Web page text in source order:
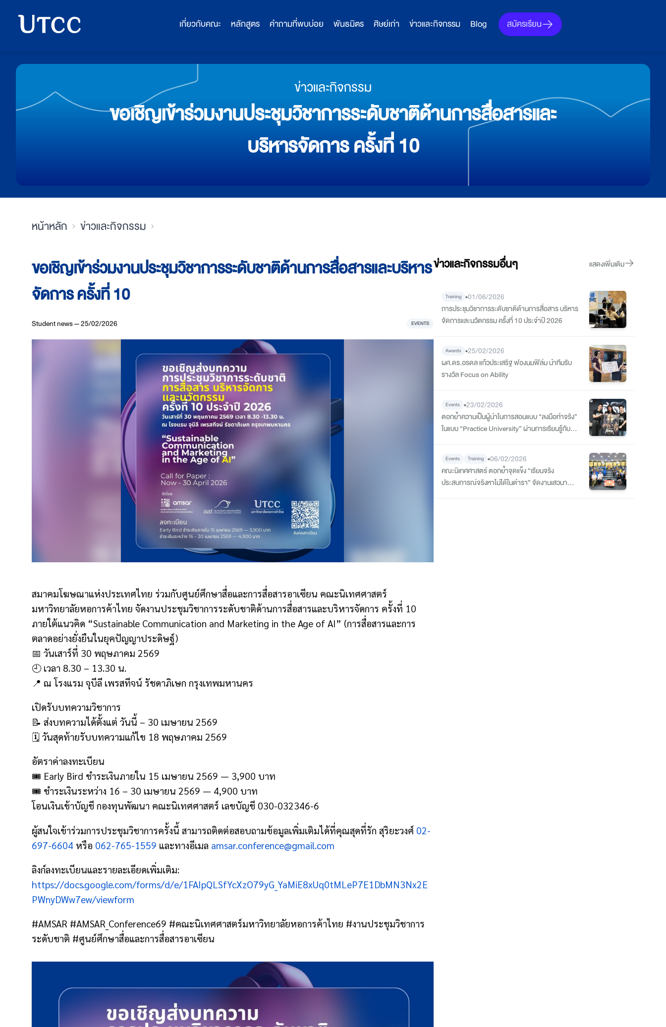
เกี่ยวกับคณะ หลักสูตร คำถามที่พบบ่อย พันธมิตร ศิษย์เก่า ข่าวและกิจกรรม Blog สมัครเรียน
ข่าวและกิจกรรม
ขอเชิญเข้าร่วมงานประชุมวิชาการระดับชาติด้านการสื่อสารและ
บริหารจัดการ ครั้งที่ 10
หน้าหลัก ข่าวและกิจกรรม
ขอเชิญเข้าร่วมงานประชุมวิชาการระดับชาติด้านการสื่อสารและบริหาร
จัดการ ครั้งที่ 10
Student news — 25/02/2026 EVENTS
สมาคมโฆษณาแห่งประเทศไทย ร่วมกับศูนย์ศึกษาสื่อและการสื่อสารอาเซียน คณะนิเทศศาสตร์
มหาวิทยาลัยหอการค้าไทย จัดงานประชุมวิชาการระดับชาติด้านการสื่อสารและบริหารจัดการ ครั้งที่ 10
ภายใต้แนวคิด “Sustainable Communication and Marketing in the Age of AI” (การสื่อสารและการ
ตลาดอย่างยั่งยืนในยุคปัญญาประดิษฐ์)
📅 วันเสาร์ที่ 30 พฤษภาคม 2569
🕘 เวลา 8.30 – 13.30 น.
📍 ณ โรงแรม จุบีลี เพรสทีจน์ รัชดาภิเษก กรุงเทพมหานคร
เปิดรับบทความวิชาการ
📝 ส่งบทความได้ตั้งแต่ วันนี้ – 30 เมษายน 2569
🗓️ วันสุดท้ายรับบทความแก้ไข 18 พฤษภาคม 2569
อัตราค่าลงทะเบียน
🎟️ Early Bird ชำระเงินภายใน 15 เมษายน 2569 — 3,900 บาท
🎟️ ชำระเงินระหว่าง 16 – 30 เมษายน 2569 — 4,900 บาท
โอนเงินเข้าบัญชี กองทุนพัฒนา คณะนิเทศศาสตร์ เลขบัญชี 030-032346-6
ผู้สนใจเข้าร่วมการประชุมวิชาการครั้งนี้ สามารถติดต่อสอบถามข้อมูลเพิ่มเติมได้ที่คุณสุดที่รัก สุริยะวงศ์ 02-
697-6604 หรือ 062-765-1559 และทางอีเมล amsar.conference@gmail.com
ลิงก์ลงทะเบียนและรายละเอียดเพิ่มเติม:
https://docs.google.com/forms/d/e/1FAIpQLSfYcXzO79yG_YaMiE8xUq0tMLeP7E1DbMN3Nx2E
PWnyDWw7ew/viewform
#AMSAR #AMSAR_Conference69 #คณะนิเทศศาสตร์มหาวิทยาลัยหอการค้าไทย #งานประชุมวิชาการ
ระดับชาติ #ศูนย์ศึกษาสื่อและการสื่อสารอาเซียน
ข่าวและกิจกรรมอื่นๆ แสดงเพิ่มเติม
Training •01/06/2026
การประชุมวิชาการระดับชาติด้านการสื่อสาร บริหาร
จัดการและนวัตกรรม ครั้งที่ 10 ประจำปี 2026
Awards •25/02/2026
ผศ.ดร.อรดล แก้วประเสริฐ ฟองนมฟิล์ม นำทีมรับ
รางวัล Focus on Ability
Events •23/02/2026
ตอกย้ำความเป็นผู้นำในการสอนแบบ “ลงมือทำจริง”
ในแบบ “Practice University” ผ่านการเรียนรู้กับมือ
Events Training •06/02/2026
คณะนิเทศศาสตร์ ตอกย้ำจุดแข็ง “เรียนจริง
ประสบการณ์จริงหาไม่ได้ในตำรา” จัดงานเสวนาสุด